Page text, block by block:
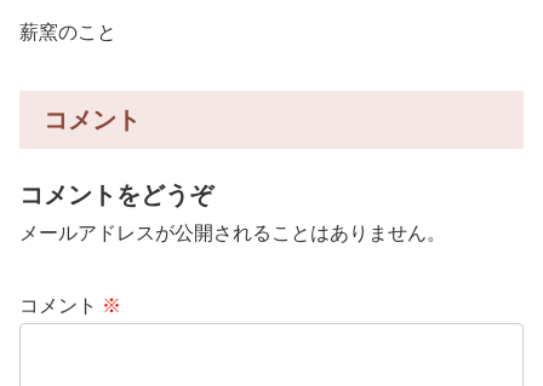
薪窯のこと
コメント
コメントをどうぞ
メールアドレスが公開されることはありません。
コメント ※